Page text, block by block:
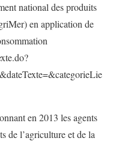
national des produits
en application de
en 2013 les agents
de l’agriculture et de la